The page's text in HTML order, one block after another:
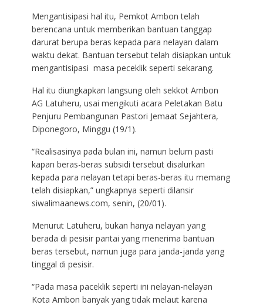
Mengantisipasi hal itu, Pemkot Ambon telah
berencana untuk memberikan bantuan tanggap
darurat berupa beras kepada para nelayan dalam
waktu dekat. Bantuan tersebut telah disiapkan untuk
mengantisipasi masa peceklik seperti sekarang.
Hal itu diungkapkan langsung oleh sekkot Ambon
AG Latuheru, usai mengikuti acara Peletakan Batu
Penjuru Pembangunan Pastori Jemaat Sejahtera,
Diponegoro, Minggu (19/1).
“Realisasinya pada bulan ini, namun belum pasti
kapan beras-beras subsidi tersebut disalurkan
kepada para nelayan tetapi beras-beras itu memang
telah disiapkan,” ungkapnya seperti dilansir
siwalimaanews.com, senin, (20/01).
Menurut Latuheru, bukan hanya nelayan yang
berada di pesisir pantai yang menerima bantuan
beras tersebut, namun juga para janda-janda yang
tinggal di pesisir.
“Pada masa paceklik seperti ini nelayan-nelayan
Kota Ambon banyak yang tidak melaut karena